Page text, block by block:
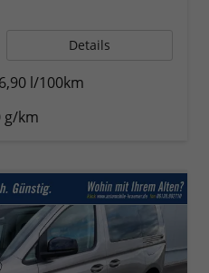
Details
6,90 l/100km
g/km